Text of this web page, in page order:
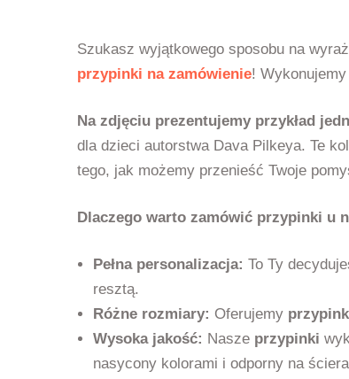
Szukasz wyjątkowego sposobu na
przypinki na zamówienie! Wykonujemy
Na zdjęciu prezentujemy przykład
dla dzieci autorstwa Dava Pilkeya. Te
tego, jak możemy przenieść Twoje
Dlaczego warto zamówić przypinki u
Pełna personalizacja: To Ty
resztą.
Różne rozmiary: Oferujemy
Wysoka jakość: Nasze przypinki
nasycony kolorami i odporny na